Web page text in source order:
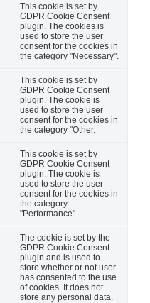
This cookie is set by
GDPR Cookie Consent
plugin. The cookies is
used to store the user
consent for the cookies in
the category "Necessary".
This cookie is set by
GDPR Cookie Consent
plugin. The cookie is
used to store the user
consent for the cookies in
the category "Other.
This cookie is set by
GDPR Cookie Consent
plugin. The cookie is
used to store the user
consent for the cookies in
the category
"Performance".
The cookie is set by the
GDPR Cookie Consent
plugin and is used to
store whether or not user
has consented to the use
of cookies. It does not
store any personal data.